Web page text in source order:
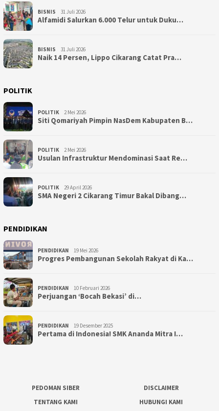
BISNIS 31 Juli 2026
Alfamidi Salurkan 6.000 Telur untuk Duku…
BISNIS 31 Juli 2026
Naik 14 Persen, Lippo Cikarang Catat Pra…
POLITIK
POLITIK 2 Mei 2026
Siti Qomariyah Pimpin NasDem Kabupaten B…
POLITIK 2 Mei 2026
Usulan Infrastruktur Mendominasi Saat Re…
POLITIK 29 April 2026
SMA Negeri 2 Cikarang Timur Bakal Dibang…
PENDIDIKAN
PENDIDIKAN 19 Mei 2026
Progres Pembangunan Sekolah Rakyat di Ka…
PENDIDIKAN 10 Februari 2026
Perjuangan ‘Bocah Bekasi’ di…
PENDIDIKAN 19 Desember 2025
Pertama di Indonesia! SMK Ananda Mitra I…
PEDOMAN SIBER
DISCLAIMER
TENTANG KAMI
HUBUNGI KAMI